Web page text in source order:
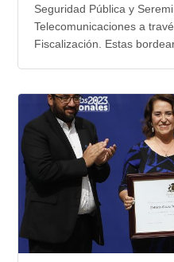
Seguridad Pública y
Telecomunicaciones a
Fiscalización. Estas